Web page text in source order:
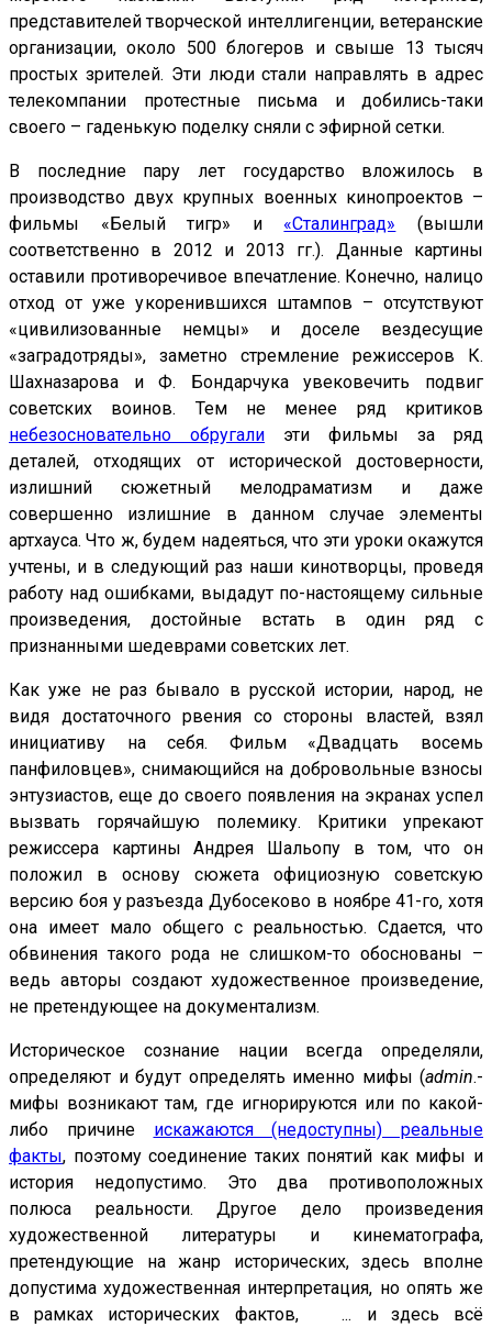
представителей творческой интеллигенции, ветеранские
организации, около 500 блогеров и свыше 13 тысяч
простых зрителей. Эти люди стали направлять в адрес
телекомпании протестные письма и добились-таки
своего – гаденькую поделку сняли с эфирной сетки.
В последние пару лет государство вложилось в
производство двух крупных военных кинопроектов –
фильмы «Белый тигр» и «Сталинград» (вышли
соответственно в 2012 и 2013 гг.). Данные картины
оставили противоречивое впечатление. Конечно, налицо
отход от уже укоренившихся штампов – отсутствуют
«цивилизованные немцы» и доселе вездесущие
«заградотряды», заметно стремление режиссеров К.
Шахназарова и Ф. Бондарчука увековечить подвиг
советских воинов. Тем не менее ряд критиков
небезосновательно обругали эти фильмы за ряд
деталей, отходящих от исторической достоверности,
излишний сюжетный мелодраматизм и даже
совершенно излишние в данном случае элементы
артхауса. Что ж, будем надеяться, что эти уроки окажутся
учтены, и в следующий раз наши кинотворцы, проведя
работу над ошибками, выдадут по-настоящему сильные
произведения, достойные встать в один ряд с
признанными шедеврами советских лет.
Как уже не раз бывало в русской истории, народ, не
видя достаточного рвения со стороны властей, взял
инициативу на себя. Фильм «Двадцать восемь
панфиловцев», снимающийся на добровольные взносы
энтузиастов, еще до своего появления на экранах успел
вызвать горячайшую полемику. Критики упрекают
режиссера картины Андрея Шальопу в том, что он
положил в основу сюжета официозную советскую
версию боя у разъезда Дубосеково в ноябре 41-го, хотя
она имеет мало общего с реальностью. Сдается, что
обвинения такого рода не слишком-то обоснованы –
ведь авторы создают художественное произведение,
не претендующее на документализм.
Историческое сознание нации всегда определяли,
определяют и будут определять именно мифы (admin.-
мифы возникают там, где игнорируются или по какой-
либо причине искажаются (недоступны) реальные
факты, поэтому соединение таких понятий как мифы и
история недопустимо. Это два противоположных
полюса реальности. Другое дело произведения
художественной литературы и кинематографа,
претендующие на жанр исторических, здесь вполне
допустима художественная интерпретация, но опять же
в рамках исторических фактов, ... и здесь всё